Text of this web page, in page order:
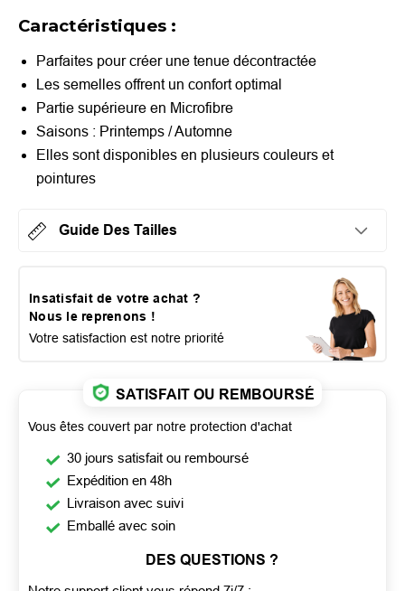
Caractéristiques :
Parfaites pour créer une tenue décontractée
Les semelles offrent un confort optimal
Partie supérieure en Microfibre
Saisons : Printemps / Automne
Elles sont disponibles en plusieurs couleurs et
pointures
Guide Des Tailles
Insatisfait de votre achat ?
Nous le reprenons !
Votre satisfaction est notre priorité
SATISFAIT OU REMBOURSÉ
Vous êtes couvert par notre protection d'achat
30 jours satisfait ou remboursé
Expédition en 48h
Livraison avec suivi
Emballé avec soin
DES QUESTIONS ?